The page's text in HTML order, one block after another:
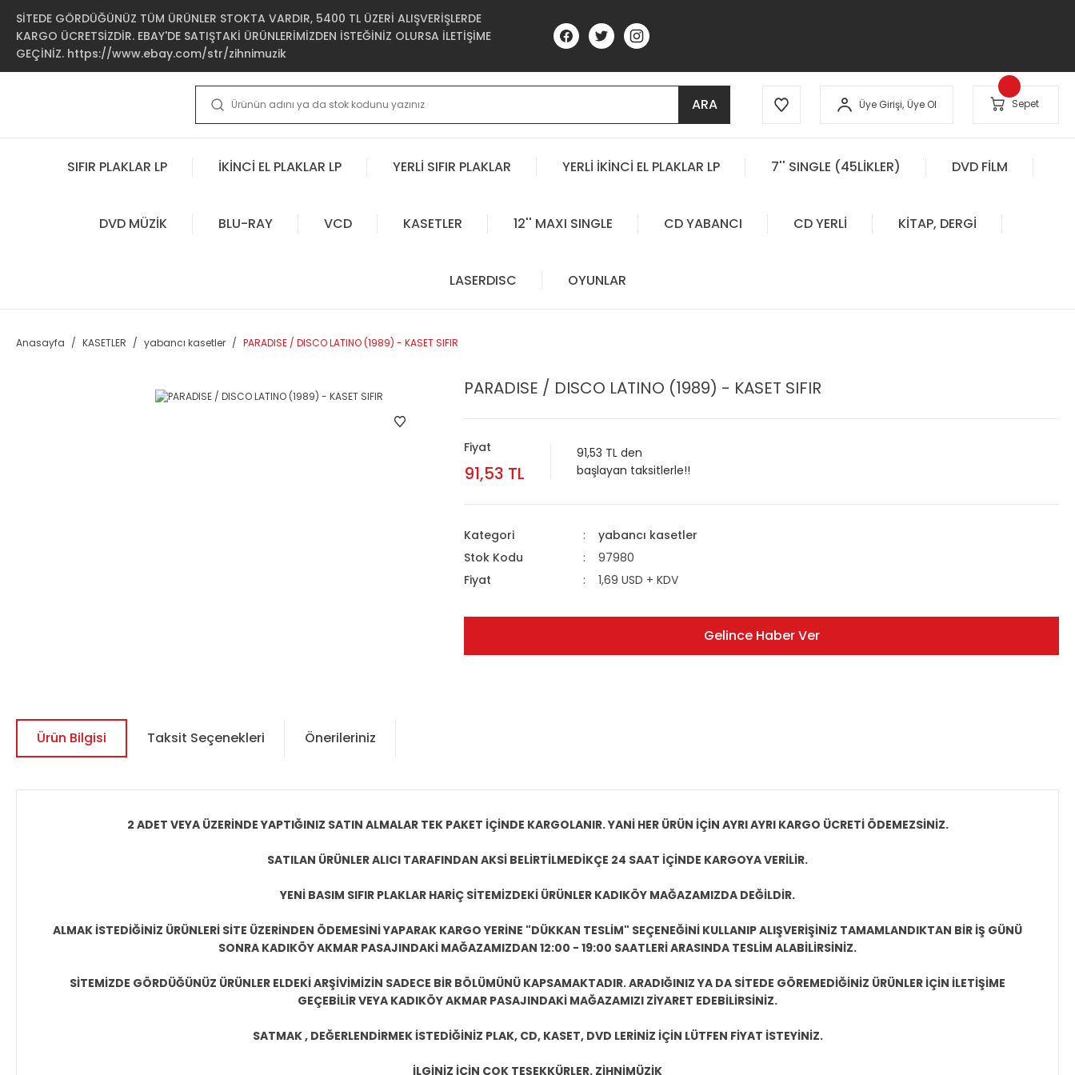
SİTEDE GÖRDÜĞÜNÜZ TÜM ÜRÜNLER STOKTA VARDIR, 5400 TL ÜZERİ ALIŞVERİŞLERDE
KARGO ÜCRETSİZDİR. EBAY'DE SATIŞTAKİ ÜRÜNLERİMİZDEN İSTEĞİNİZ OLURSA İLETİŞİME
GEÇİNİZ. https://www.ebay.com/str/zihnimuzik
ARA Üye Girişi, Üye Ol Sepet
SIFIR PLAKLAR LP İKİNCİ EL PLAKLAR LP YERLİ SIFIR PLAKLAR YERLİ İKİNCİ EL PLAKLAR LP 7'' SINGLE (45LİKLER) DVD FİLM
DVD MÜZİK BLU-RAY VCD KASETLER 12'' MAXI SINGLE CD YABANCI CD YERLİ KİTAP, DERGİ
LASERDISC OYUNLAR
Anasayfa KASETLER yabancı kasetler PARADISE / DISCO LATINO (1989) - KASET SIFIR
PARADISE / DISCO LATINO (1989) - KASET SIFIR
Fiyat
91,53 TL
91,53 TL den
başlayan taksitlerle!!
Kategori
yabancı kasetler
Stok Kodu
97980
Fiyat
1,69 USD + KDV
Gelince Haber Ver
Ürün Bilgisi Taksit Seçenekleri Önerileriniz
2 ADET VEYA ÜZERİNDE YAPTIĞINIZ SATIN ALMALAR TEK PAKET İÇİNDE KARGOLANIR. YANİ HER ÜRÜN İÇİN AYRI AYRI KARGO ÜCRETİ ÖDEMEZSİNİZ.
SATILAN ÜRÜNLER ALICI TARAFINDAN AKSİ BELİRTİLMEDİKÇE 24 SAAT İÇİNDE KARGOYA VERİLİR.
YENİ BASIM SIFIR PLAKLAR HARİÇ SİTEMİZDEKİ ÜRÜNLER KADIKÖY MAĞAZAMIZDA DEĞİLDİR.
ALMAK İSTEDİĞİNİZ ÜRÜNLERİ SİTE ÜZERİNDEN ÖDEMESİNİ YAPARAK KARGO YERİNE "DÜKKAN TESLİM" SEÇENEĞİNİ KULLANIP ALIŞVERİŞİNİZ TAMAMLANDIKTAN BİR İŞ GÜNÜ
SONRA KADIKÖY AKMAR PASAJINDAKİ MAĞAZAMIZDAN 12:00 - 19:00 SAATLERİ ARASINDA TESLİM ALABİLİRSİNİZ.
SİTEMİZDE GÖRDÜĞÜNÜZ ÜRÜNLER ELDEKİ ARŞİVİMİZİN SADECE BİR BÖLÜMÜNÜ KAPSAMAKTADIR. ARADIĞINIZ YA DA SİTEDE GÖREMEDİĞİNİZ ÜRÜNLER İÇİN İLETİŞİME
GEÇEBİLİR VEYA KADIKÖY AKMAR PASAJINDAKİ MAĞAZAMIZI ZİYARET EDEBİLİRSİNİZ.
SATMAK , DEĞERLENDİRMEK İSTEDİĞİNİZ PLAK, CD, KASET, DVD LERİNİZ İÇİN LÜTFEN FİYAT İSTEYİNİZ.
İLGİNİZ İÇİN ÇOK TEŞEKKÜRLER. ZİHNİMÜZİK